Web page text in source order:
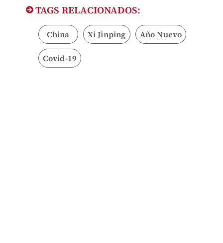
TAGS RELACIONADOS:
China Xi Jinping Año Nuevo
Covid-19